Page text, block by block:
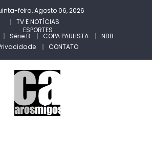
feira, Agosto 06, 2026
TV E NOTÍCIAS
ESPORTES
Série B COPA PAULISTA
NBB
CONTATO